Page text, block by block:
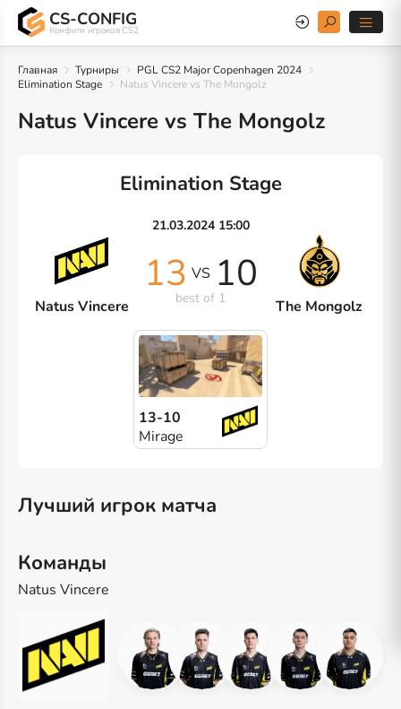
CS-CONFIG
Конфиги игроков CS2
Главная Турниры
PGL CS2 Major Copenhagen 2024
Elimination Stage
Natus Vincere vs The Mongolz
Natus Vincere vs The Mongolz
Elimination Stage
21.03.2024 15:00
Natus Vincere
13 VS 10
best of 1 The Mongolz
13-10
Mirage
Лучший игрок матча
Команды
Natus Vincere